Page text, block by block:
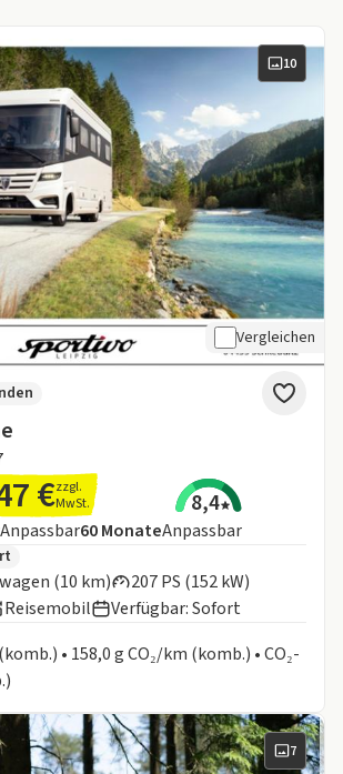
10
Vergleichen
€zzgl.
MwSt.
8,4
AnpassbarLaufzeit
60MonateAnpassbar
(10 km)
207 PS (152 kW)
Reisemobil
Verfügbar: Sofort
• 158,0 g CO₂/km (komb.) • CO₂-
7